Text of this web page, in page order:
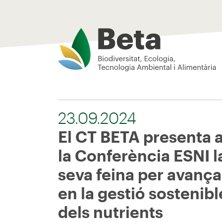
Beta Tech Center
23.09.2024
El CT BETA presenta a
la Conferència ESNI
seva feina per
en la gestió
dels nutrients